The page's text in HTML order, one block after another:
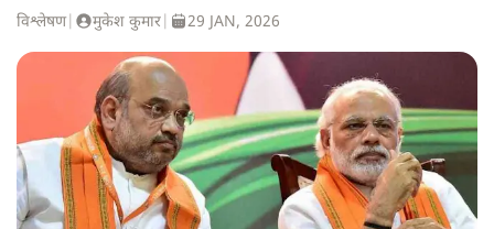
विश्लेषण| मुकेश कुमार 29 JAN, 2026